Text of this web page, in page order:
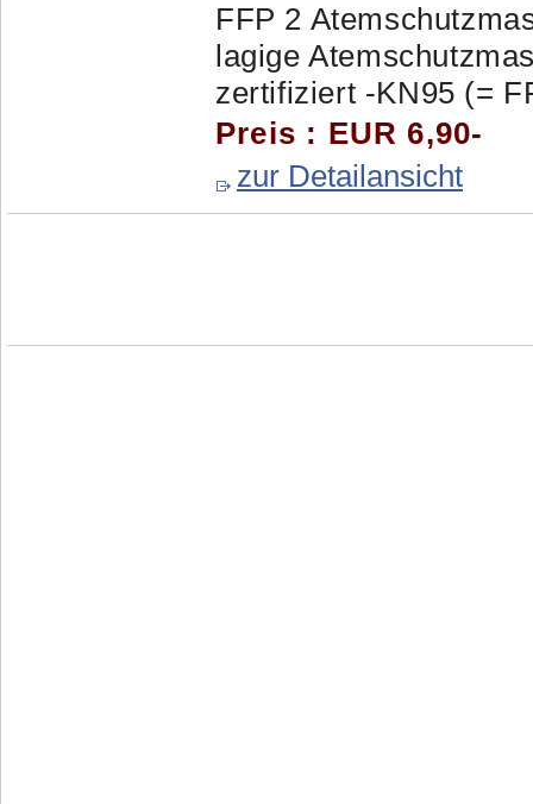
FFP 2
lagige
zertifiziert -KN95 (=
Preis : EUR 6,90-
zur Detailansicht